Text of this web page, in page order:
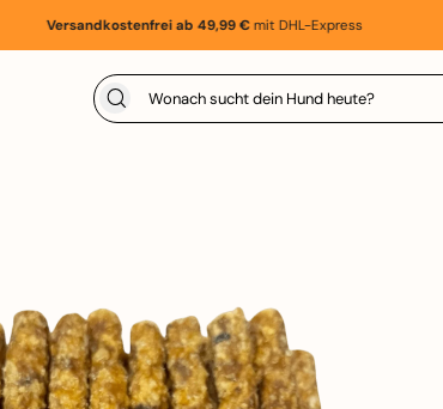
Versandkostenfrei ab 49,99 €mit DHL-